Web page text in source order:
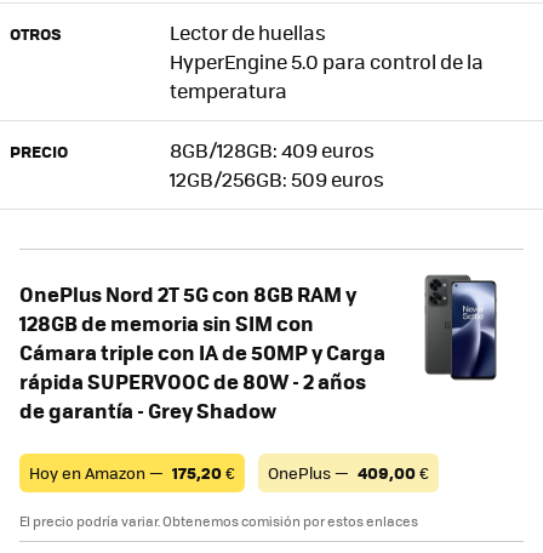
OTROS
Lector de huellas
HyperEngine 5.0 para control de la
temperatura
PRECIO
8GB/128GB: 409 euros
12GB/256GB: 509 euros
OnePlus Nord 2T 5G con 8GB RAM y
128GB de memoria sin SIM con
Cámara triple con IA de 50MP y Carga
rápida SUPERVOOC de 80W - 2 años
de garantía - Grey Shadow
Hoy en Amazon — 175,20€ OnePlus — 409,00€
El precio podría variar. Obtenemos comisión por estos enlaces